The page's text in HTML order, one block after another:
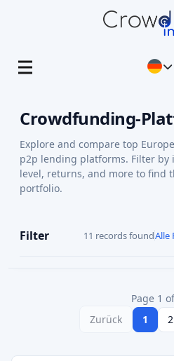
Crowdfunding-
Explore and compare top
p2p lending platforms. Filter by
level, returns, and more to find
portfolio.
Filter 11 records foundAlle
Page 1
Zurück
1 2